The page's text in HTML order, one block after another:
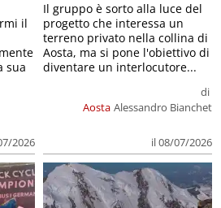
2026
il
sua
Aosta
di
Alessandro Bianchet
il 08/07/2026
Il gruppo è sorto alla luce del
progetto che interessa un
terreno privato nella collina di
Aosta, ma si pone l'obiettivo di
diventare un interlocutore...